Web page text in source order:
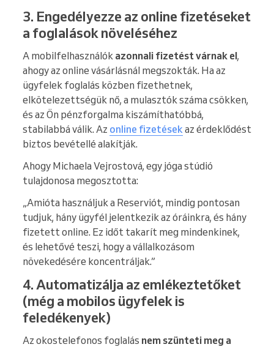
3. Engedélyezze az online fizetéseket
a foglalások növeléséhez
A mobilfelhasználók azonnali fizetést várnak el,
ahogy az online vásárlásnál megszokták. Ha az
ügyfelek foglalás közben fizethetnek,
elkötelezettségük nő, a mulasztók száma csökken,
és az Ön pénzforgalma kiszámíthatóbbá,
stabilabbá válik. Az online fizetések az érdeklődést
biztos bevétellé alakítják.
Ahogy Michaela Vejrostová, egy jóga stúdió
tulajdonosa megosztotta:
„Amióta használjuk a Reserviót, mindig pontosan
tudjuk, hány ügyfél jelentkezik az óráinkra, és hány
fizetett online. Ez időt takarít meg mindenkinek,
és lehetővé teszi, hogy a vállalkozásom
növekedésére koncentráljak.”
4. Automatizálja az emlékeztetőket
(még a mobilos ügyfelek is
feledékenyek)
Az okostelefonos foglalás nem szünteti meg a